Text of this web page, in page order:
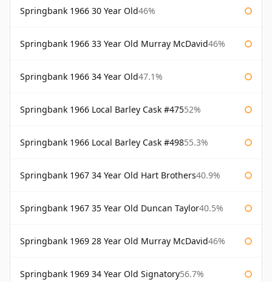
Springbank 1966 30 Year Old46%
Springbank 1966 33 Year Old Murray McDavid46%
Springbank 1966 34 Year Old47.1%
Springbank 1966 Local Barley Cask #47552%
Springbank 1966 Local Barley Cask #49855.3%
Springbank 1967 34 Year Old Hart Brothers40.9%
Springbank 1967 35 Year Old Duncan Taylor40.5%
Springbank 1969 28 Year Old Murray McDavid46%
Springbank 1969 34 Year Old Signatory56.7%